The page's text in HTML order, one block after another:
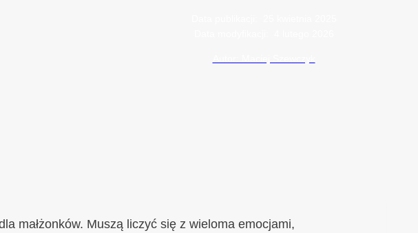
małżonków. Muszą liczyć się z wieloma emocjami,